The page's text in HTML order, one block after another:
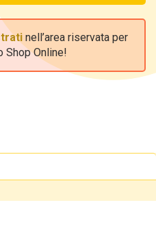
nell’area riservata per
Shop Online!